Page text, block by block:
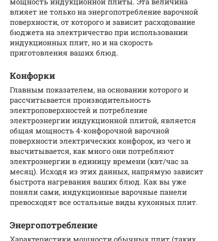
влияет не только на энергопотребление варочной
поверхности, от которого и зависит расходование
бюджета на электричество при использовании
индукционных плит, но и на скорость
приготовления ваших блюд.
Конфорки
Главным показателем, на основании которого и
рассчитывается производительность
электроповерхностей и потребление
электроэнергии индукционной плитой, является
общая мощность 4-конфорочной варочной
поверхности электрических конфорок, из чего и
высчитывается, как много они потребляют
электроэнергии в единицу времени (квт/час за
месяц). Исходя из этих данных, напрямую зависит
быстрота нагревания ваших блюд. Как вы уже
поняли сами, индукционные варочные панели
превосходят все остальные виды кухонных плит.
Энергопотребление